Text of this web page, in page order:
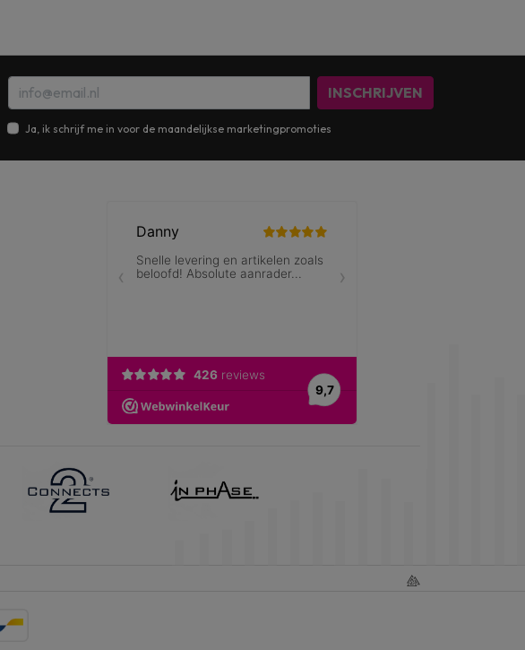
INSCHRIJVEN
Ja, ik schrijf me in voor de maandelijkse marketingpromoties